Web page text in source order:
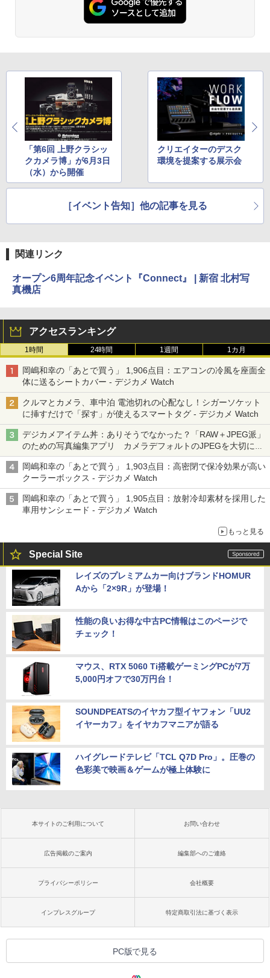
「第6回 上野クラシッ
クカメラ博」が6月3日
（水）から開催
クリエイターのデスク
環境を提案する展示会
［イベント告知］他の記事を見る
関連リンク
オープン6周年記念イベント『Connect』 | 新宿 北村写
真機店
アクセスランキング
1時間 24時間 1週間 1カ月
岡嶋和幸の「あとで買う」 1,906点目：エアコンの冷風を座面全
体に送るシートカバー - デジカメ Watch
クルマとカメラ、車中泊 電池切れの心配なし！シガーソケット
に挿すだけで「探す」が使えるスマートタグ - デジカメ Watch
デジカメアイテム丼：ありそうでなかった？「RAW＋JPEG派」
のための写真編集アプリ カメラデフォルトのJPEGを大切にす
る「Filmator」
岡嶋和幸の「あとで買う」 1,903点目：高密閉で保冷効果が高い
クーラーボックス - デジカメ Watch
岡嶋和幸の「あとで買う」 1,905点目：放射冷却素材を採用した
車用サンシェード - デジカメ Watch
もっと見る
Special Site
レイズのプレミアムカー向けブランドHOMUR
Aから「2×9R」が登場！
性能の良いお得な中古PC情報はこのページで
チェック！
マウス、RTX 5060 Ti搭載ゲーミングPCが7万
5,000円オフで30万円台！
SOUNDPEATSのイヤカフ型イヤフォン「UU2
イヤーカフ」をイヤカフマニアが語る
ハイグレードテレビ「TCL Q7D Pro」。圧巻の
色彩美で映画＆ゲームが極上体験に
本サイトのご利用について お問い合わせ
広告掲載のご案内 編集部へのご連絡
プライバシーポリシー 会社概要
インプレスグループ 特定商取引法に基づく表示
PC版で見る